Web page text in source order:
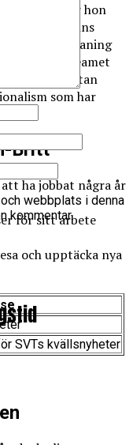
såg jag hur hon
Jag minns
teknisk utmaning
lugn höll teamet
sändningen utan
som har
Britt
ha jobbat några år
för sitt arbete
och upptäcka nya
SVTs kvällsnyheter
webbplats i denna
kommentar.